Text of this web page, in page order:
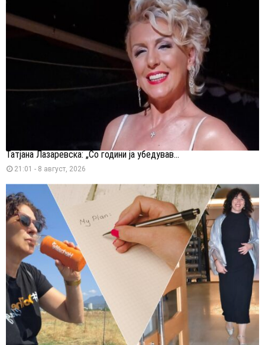
Татјана Лазаревска: „Со години ја убедував...
21:01 - 8 август, 2026